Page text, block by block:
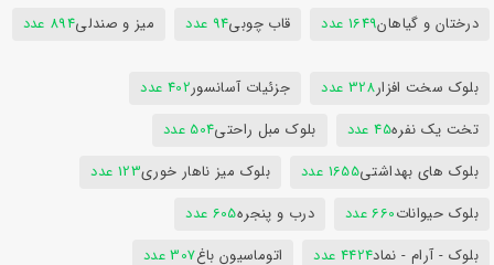
درختان و گیاهان1649 عدد قاب چوبی94 عدد میز و صندلی894 عدد
بلوک سخت افزار328 عدد جزئیات آسانسور402 عدد
تخت یک نفره45 عدد بلوک مبل راحتی504 عدد
بلوک های بهداشتی1655 عدد بلوک میز ناهار خوری123 عدد
بلوک حیوانات660 عدد درب و پنجره605 عدد
بلوک - آرام - نماد4424 عدد اتوماسیون باغ307 عدد